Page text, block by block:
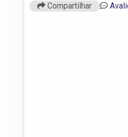
Compartilhar